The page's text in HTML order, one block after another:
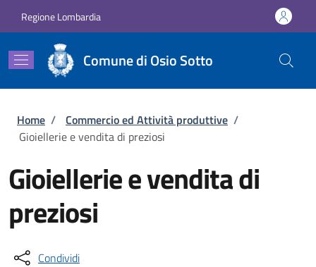
Regione Lombardia
Comune di Osio Sotto
Briciole di pane
Home / Commercio ed Attività produttive /
Gioiellerie e vendita di preziosi
Gioiellerie e vendita di
preziosi
Condividi